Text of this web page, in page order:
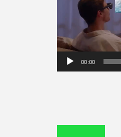
00:00